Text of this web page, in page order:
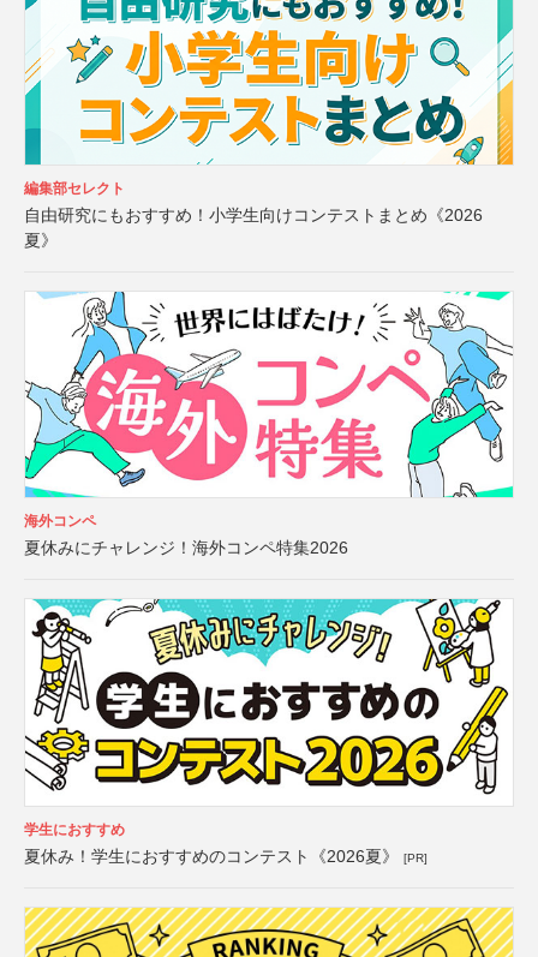
編集部セレクト
自由研究にもおすすめ！小学生向けコンテストまとめ《2026
夏》
海外コンペ
夏休みにチャレンジ！海外コンペ特集2026
学生におすすめ
夏休み！学生におすすめのコンテスト《2026夏》 [PR]